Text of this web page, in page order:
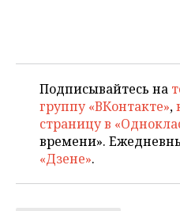
Подписывайтесь на
группу «ВКонтакте»,
страницу в
времени».
«Дзене».